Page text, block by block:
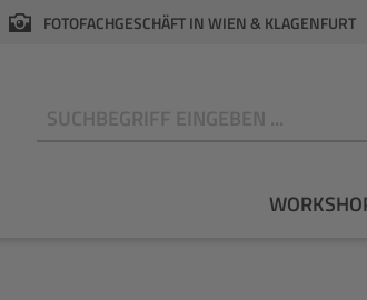
FOTOFACHGESCHÄFT IN WIEN & KLAGENFURT